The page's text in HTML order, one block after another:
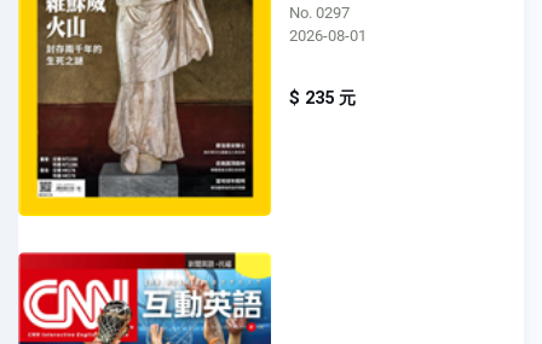
No. 0297
2026-08-01
$ 235 元